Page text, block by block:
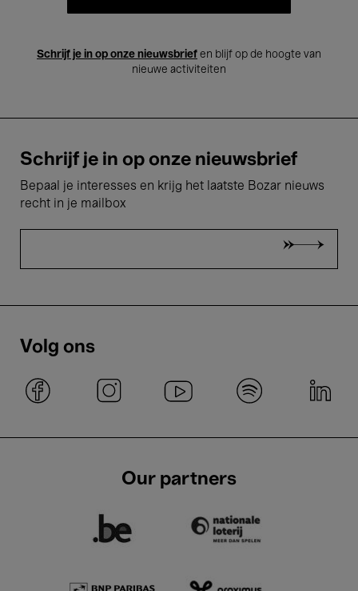
Schrijf je in op onze nieuwsbrief en blijf op de hoogte van
nieuwe activiteiten
Schrijf je in op onze nieuwsbrief
Bepaal je interesses en krijg het laatste Bozar nieuws
recht in je mailbox
Volg ons
Our partners